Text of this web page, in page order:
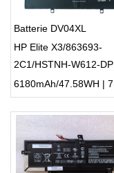
Batterie DV04XL
HP Elite X3/863693-
2C1/HSTNH-W612-DP